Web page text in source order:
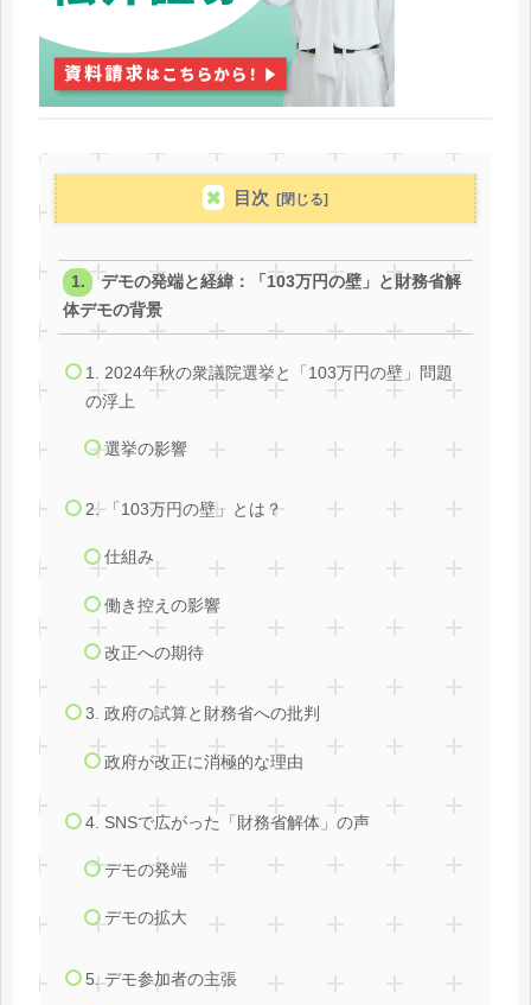
目次
デモの発端と経緯：「103万円の壁」と財務省解
体デモの背景
1. 2024年秋の衆議院選挙と「103万円の壁」問題
の浮上
選挙の影響
2. 「103万円の壁」とは？
仕組み
働き控えの影響
改正への期待
3. 政府の試算と財務省への批判
政府が改正に消極的な理由
4. SNSで広がった「財務省解体」の声
デモの発端
デモの拡大
5. デモ参加者の主張